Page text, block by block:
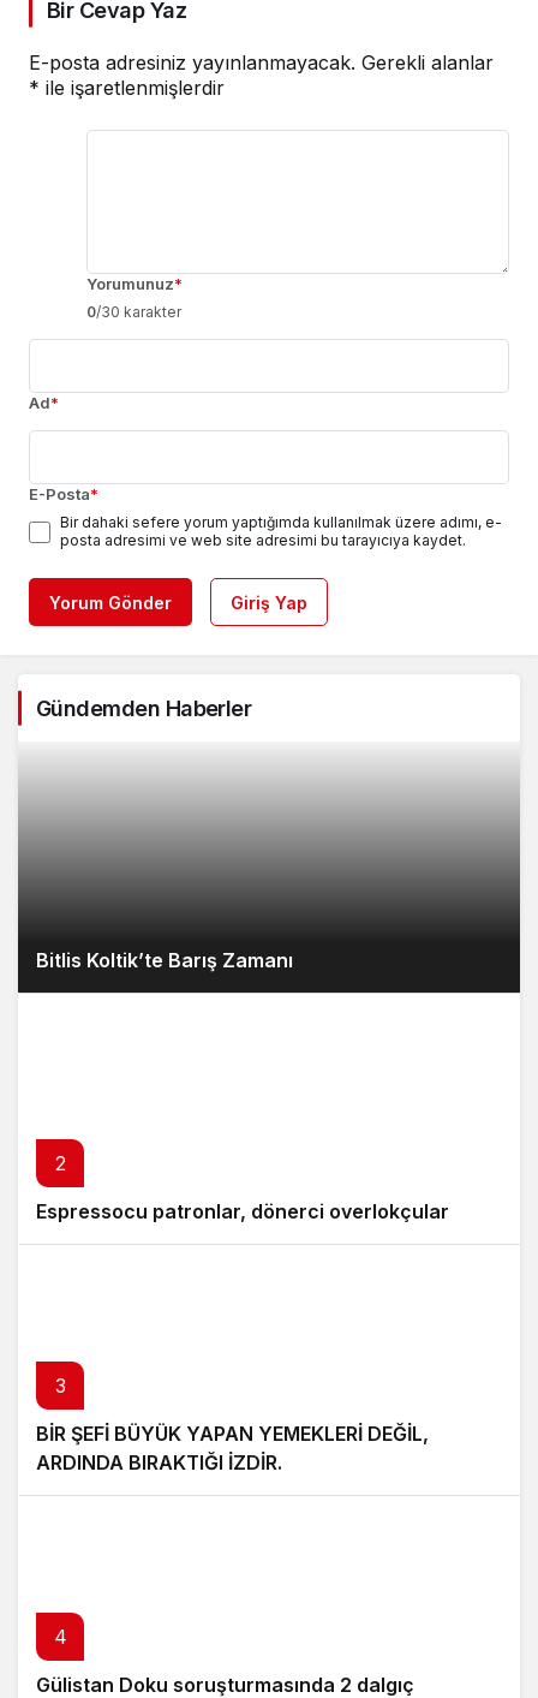
Bir Cevap Yaz
E-posta adresiniz yayınlanmayacak. Gerekli alanlar
* ile işaretlenmişlerdir
Yorumunuz*
0/30 karakter
Ad*
E-Posta*
Bir dahaki sefere yorum yaptığımda kullanılmak üzere adımı, e-
posta adresimi ve web site adresimi bu tarayıcıya kaydet.
Yorum Gönder Giriş Yap
Gündemden Haberler
Bitlis Koltik’te Barış Zamanı
2
Espressocu patronlar, dönerci overlokçular
3
BİR ŞEFİ BÜYÜK YAPAN YEMEKLERİ DEĞİL,
ARDINDA BIRAKTIĞI İZDİR.
4
Gülistan Doku soruşturmasında 2 dalgıç